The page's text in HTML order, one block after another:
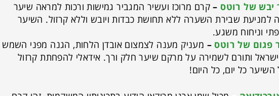
יבש של רוטס–קרם מרוכז ועשיר המגביר גמישות ורכות למראה שיער
למניעת שבירת השערה ללא תחושת כבדות ויובש וללא קרזול. השיער
וניחוח משגע.
פגום של רוטס– מעניק מענה לצמצום אובדן הלחות, הגנה מפני השמש
ותורם לשמירה על מרקם שיער חלק ורך. אידאלי להפחתת קרזול
כל יום, כל היום!